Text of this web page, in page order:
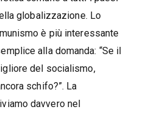
globalizzazione. Lo
è più interessante
alla domanda: “Se il
del socialismo,
schifo?”. La
davvero nel